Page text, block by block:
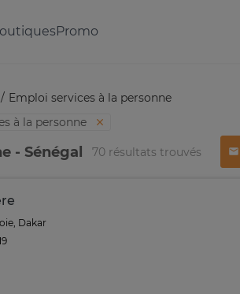
Promo
Emploi services à la personne
à la personne
- Sénégal 70 résultats trouvés
Dakar